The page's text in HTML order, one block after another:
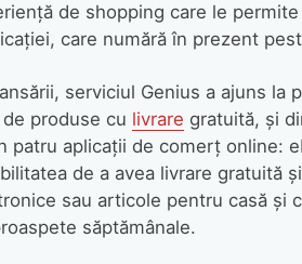
de shopping care le
care numără în prezent
serviciul Genius a ajuns
produse cu livrare gratuită, și
patru aplicații de comerț online:
de a avea livrare gratuită și
sau articole pentru casă și
săptămânale.